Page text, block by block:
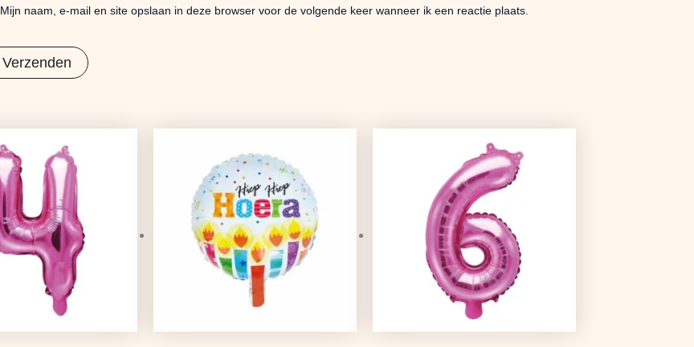
Mijn naam, e-mail en site opslaan in deze browser voor de volgende keer wanneer ik een reactie plaats.